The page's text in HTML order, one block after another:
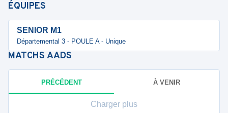
ÉQUIPES
SENIOR M1
Départemental 3 - POULE A - Unique
MATCHS AADS
PRÉCÉDENT À VENIR
Charger plus